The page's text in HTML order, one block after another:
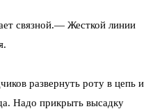
связной.— Жесткой линии
развернуть роту в цепь и
Надо прикрыть высадку